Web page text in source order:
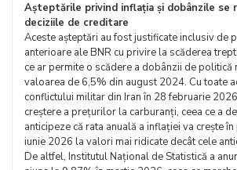
Așteptările privind inflația și dobânzile se
deciziile de creditare
Aceste așteptări au fost justificate inclusiv de
anterioare ale BNR cu privire la scăderea
ce ar permite o scădere a dobânzii de politică
valoarea de 6,5% din august 2024. Cu toate
conflictului militar din Iran în 28 februarie
creștere a prețurilor la carburanți, ceea ce a
anticipeze că rata anuală a inflației va crește
iunie 2026 la valori mai ridicate decât cele
De altfel, Institutul Național de Statistică a